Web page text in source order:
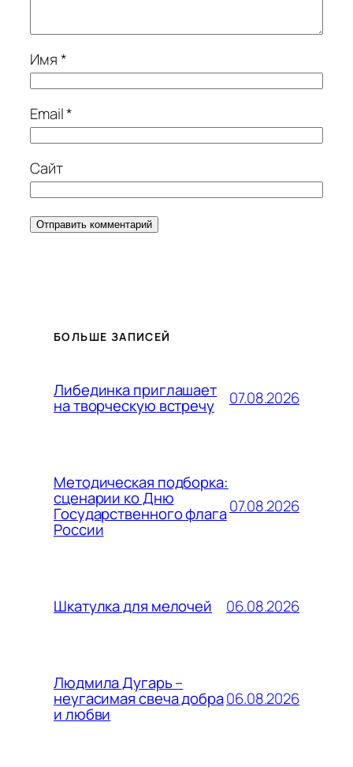
Имя*
Email*
Сайт
БОЛЬШЕ ЗАПИСЕЙ
Либединка приглашает
на творческую встречу 07.08.2026
Методическая подборка:
сценарии ко Дню
Государственного флага
России
07.08.2026
Шкатулка для мелочей 06.08.2026
Людмила Дугарь –
неугасимая свеча добра
и любви
06.08.2026